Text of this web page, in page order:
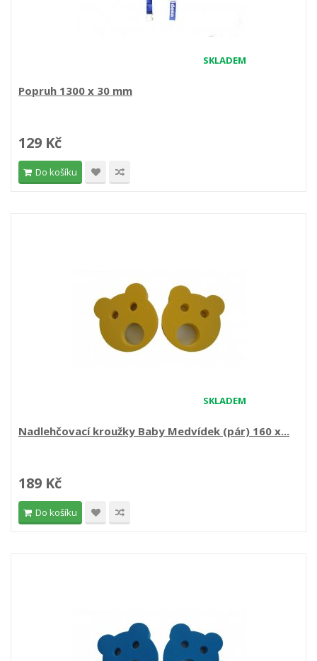
SKLADEM
Popruh 1300 x 30 mm
129 Kč
Do košíku
SKLADEM
Nadlehčovací kroužky Baby Medvídek (pár) 160 x...
189 Kč
Do košíku